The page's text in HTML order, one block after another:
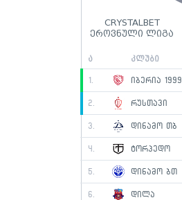
CRYSTALBET
ეროვნული ლიგა
ა კლუბი
1. იბერია 1999
2. რუსთავი
3. დინამო თბ
4. ტორპედო
5. დინამო ბთ
6. დილა